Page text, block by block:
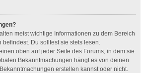
meist wichtige Informationen zu dem Bereich
Du solltest sie stets lesen.
oben auf jeder Seite des Forums, in dem sie
Bekanntmachungen hängt es von deinen
erstellen kannst oder nicht.